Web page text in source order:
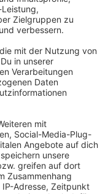
seien
anderen
sollte das
dass weder Kitas
überlastet
der
150